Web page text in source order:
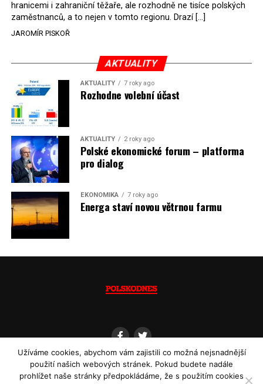
Rozhodnutí polského ministra spravedlnosti jistě potěší
německé, české a polské ekology, kteří žalobu u
správního soudu podali, ale také německé a české
možná vozit své hnědé uhlí. ČEZ bude také spokojen –
škrtnutím 7 % elektřiny znamená totiž pro Polsko zcela
neplánované a nečekané skokové zvýšení závislosti na
dovozu elektřiny už od roku 2027.
(psáno pro info.cz)
hranicemi i zahraniční těžaře, ale rozhodně ne tisíce polských
zaměstnanců, a to nejen v tomto regionu. Drazí […]
JAROMÍR PISKOŘ
AKTUALITY
AKTUALITY 7 roky ago
Rozhodne volební účast
AKTUALITY 2 roky ago
Polské ekonomické forum – platforma
pro dialog
EKONOMIKA 7 roky ago
Energa staví novou větrnou farmu
Užíváme cookies, abychom vám zajistili co možná nejsnadnější
použití našich webových stránek. Pokud budete nadále
prohlížet naše stránky předpokládáme, že s použitím cookies